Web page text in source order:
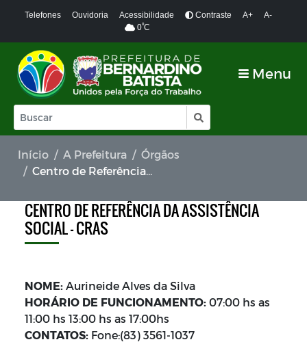
Telefones Ouvidoria Acessibilidade Contraste A+
A-
0ºC
Menu
Início A Prefeitura
Órgãos
Centro de Referência da Assistência Social - CRAS
CENTRO DE REFERÊNCIA DA ASSISTÊNCIA
SOCIAL - CRAS
NOME: Aurineide Alves da Silva
HORÁRIO DE FUNCIONAMENTO: 07:00 hs as
11:00 hs 13:00 hs as 17:00hs
CONTATOS: Fone:(83) 3561-1037